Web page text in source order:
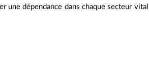
une dépendance dans chaque secteur vital